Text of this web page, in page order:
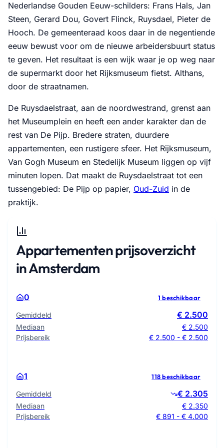
Nederlandse Gouden Eeuw-schilders: Frans Hals, Jan
Steen, Gerard Dou, Govert Flinck, Ruysdael, Pieter de
Hooch. De gemeenteraad koos daar in de negentiende
eeuw bewust voor om de nieuwe arbeidersbuurt status
te geven. Het resultaat is een wijk waar je op weg naar
de supermarkt door het Rijksmuseum fietst. Althans,
door de straatnamen.
De Ruysdaelstraat, aan de noordwestrand, grenst aan
het Museumplein en heeft een ander karakter dan de
rest van De Pijp. Bredere straten, duurdere
appartementen, een rustigere sfeer. Het Rijksmuseum,
Van Gogh Museum en Stedelijk Museum liggen op vijf
minuten lopen. Dat maakt de Ruysdaelstraat tot een
tussengebied: De Pijp op papier, Oud-Zuid in de
praktijk.
Appartementen prijsoverzicht
in Amsterdam
0 1 beschikbaar
Gemiddeld € 2.500
Mediaan
€ 2.500
Prijsbereik
€ 2.500 - € 2.500
1 118 beschikbaar
Gemiddeld € 2.305
Mediaan
€ 2.350
Prijsbereik
€ 891 - € 4.000